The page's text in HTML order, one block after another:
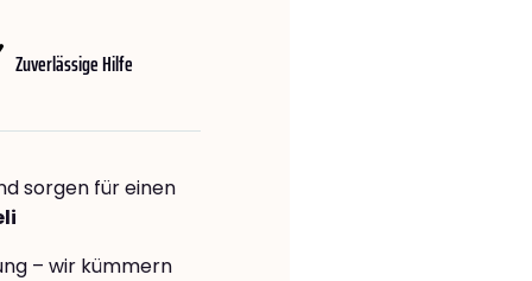
Zuverlässige Hilfe
sorgen für einen
– wir kümmern